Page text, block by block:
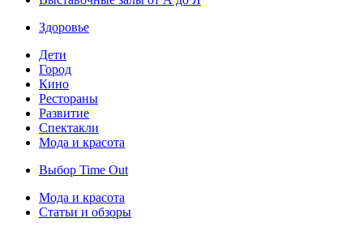
Здоровье
Дети
Город
Кино
Рестораны
Развитие
Спектакли
Мода и красота
Выбор Time Out
Мода и красота
Статьи и обзоры